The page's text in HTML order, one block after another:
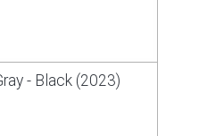
- Black (2023)